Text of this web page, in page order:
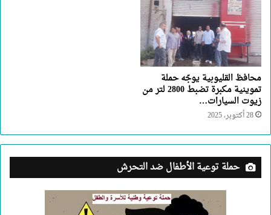
محافظ القليوبية يوجّه حملة
تموينية مكبرة تضبط 2800 لتر من
زيوت السيارات…
28 أكتوبر، 2025
حملة توعية الأطفال ضد التحرش